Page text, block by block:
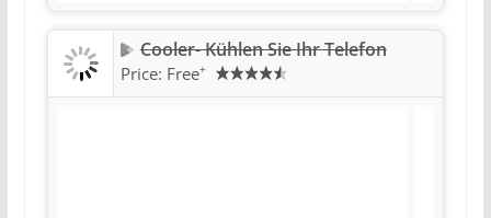
Cooler- Kühlen Sie Ihr Telefon
Price: Free+